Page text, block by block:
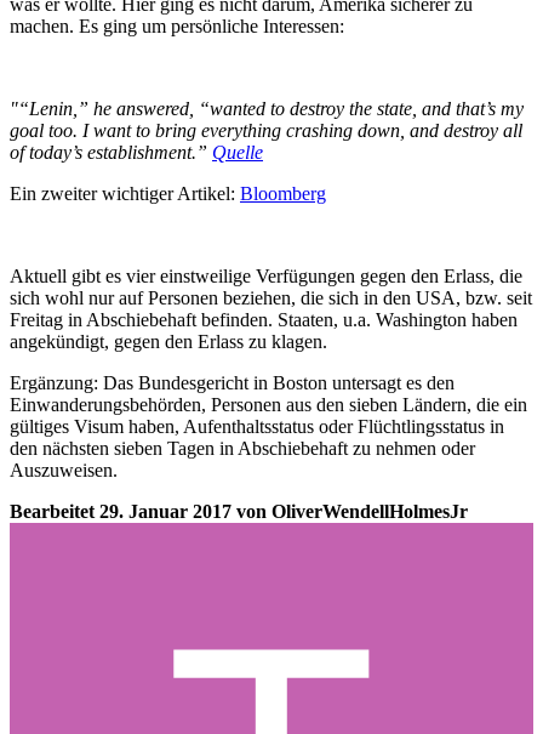
machen. Es ging um persönliche Interessen:
"“Lenin,” he answered, “wanted to destroy the state, and that’s my
goal too. I want to bring everything crashing down, and destroy all
of today’s establishment.” Quelle
Ein zweiter wichtiger Artikel: Bloomberg
Aktuell gibt es vier einstweilige Verfügungen gegen den Erlass, die
sich wohl nur auf Personen beziehen, die sich in den USA, bzw. seit
Freitag in Abschiebehaft befinden. Staaten, u.a. Washington haben
angekündigt, gegen den Erlass zu klagen.
Ergänzung: Das Bundesgericht in Boston untersagt es den
Einwanderungsbehörden, Personen aus den sieben Ländern, die ein
gültiges Visum haben, Aufenthaltsstatus oder Flüchtlingsstatus in
den nächsten sieben Tagen in Abschiebehaft zu nehmen oder
Auszuweisen.
Bearbeitet 29. Januar 2017 von OliverWendellHolmesJr